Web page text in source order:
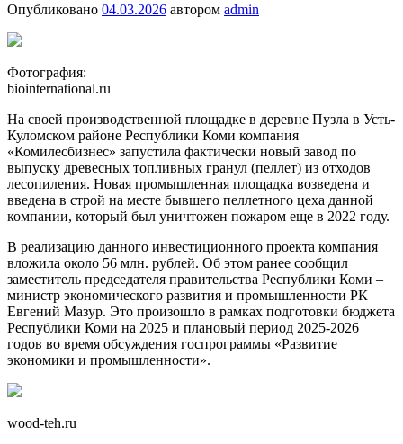
Опубликовано 04.03.2026 автором admin
Фотография:
biointernational.ru
На своей производственной площадке в деревне Пузла в Усть-
Куломском районе Республики Коми компания
«Комилесбизнес» запустила фактически новый завод по
выпуску древесных топливных гранул (пеллет) из отходов
лесопиления. Новая промышленная площадка возведена и
введена в строй на месте бывшего пеллетного цеха данной
компании, который был уничтожен пожаром еще в 2022 году.
В реализацию данного инвестиционного проекта компания
вложила около 56 млн. рублей. Об этом ранее сообщил
заместитель председателя правительства Республики Коми –
министр экономического развития и промышленности РК
Евгений Мазур. Это произошло в рамках подготовки бюджета
Республики Коми на 2025 и плановый период 2025-2026
годов во время обсуждения госпрограммы «Развитие
экономики и промышленности».
wood-teh.ru